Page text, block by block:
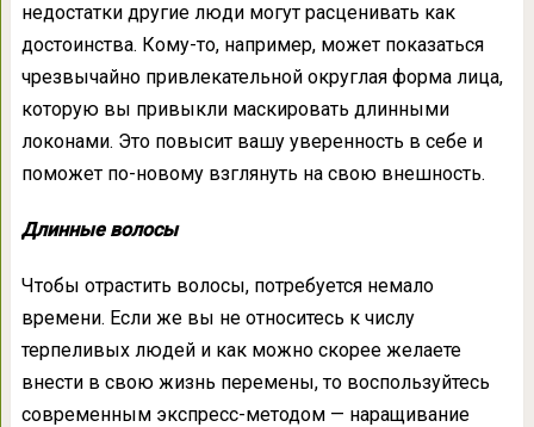
недостатки другие люди могут расценивать как
достоинства. Кому-то, например, может показаться
чрезвычайно привлекательной округлая форма лица,
которую вы привыкли маскировать длинными
локонами. Это повысит вашу уверенность в себе и
поможет по-новому взглянуть на свою внешность.
Длинные волосы
Чтобы отрастить волосы, потребуется немало
времени. Если же вы не относитесь к числу
терпеливых людей и как можно скорее желаете
внести в свою жизнь перемены, то воспользуйтесь
современным экспресс-методом — наращивание